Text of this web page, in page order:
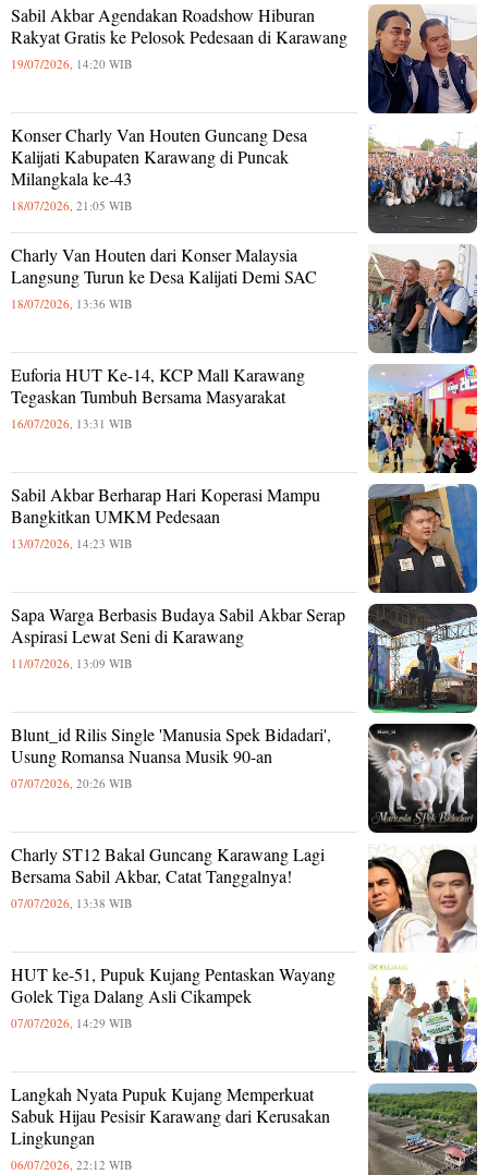
Sabil Akbar Agendakan Roadshow Hiburan
Rakyat Gratis ke Pelosok Pedesaan di Karawang
19/07/2026, 14:20 WIB
Konser Charly Van Houten Guncang Desa
Kalijati Kabupaten Karawang di Puncak
Milangkala ke-43
18/07/2026, 21:05 WIB
Charly Van Houten dari Konser Malaysia
Langsung Turun ke Desa Kalijati Demi SAC
18/07/2026, 13:36 WIB
Euforia HUT Ke-14, KCP Mall Karawang
Tegaskan Tumbuh Bersama Masyarakat
16/07/2026, 13:31 WIB
Sabil Akbar Berharap Hari Koperasi Mampu
Bangkitkan UMKM Pedesaan
13/07/2026, 14:23 WIB
Sapa Warga Berbasis Budaya Sabil Akbar Serap
Aspirasi Lewat Seni di Karawang
11/07/2026, 13:09 WIB
Blunt_id Rilis Single 'Manusia Spek Bidadari',
Usung Romansa Nuansa Musik 90-an
07/07/2026, 20:26 WIB
Charly ST12 Bakal Guncang Karawang Lagi
Bersama Sabil Akbar, Catat Tanggalnya!
07/07/2026, 13:38 WIB
HUT ke-51, Pupuk Kujang Pentaskan Wayang
Golek Tiga Dalang Asli Cikampek
07/07/2026, 14:29 WIB
Langkah Nyata Pupuk Kujang Memperkuat
Sabuk Hijau Pesisir Karawang dari Kerusakan
Lingkungan
06/07/2026, 22:12 WIB